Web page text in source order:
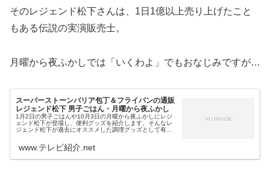
そのレジェンド松下さんは、1日1億以上売り上げたこと
もある伝説の実演販売士。
月曜から夜ふかしでは「いくわよ」でもおなじみですが…
スーパーストーンバリア包丁＆フライパンの通販
レジェンド松下 男子ごはん・月曜から夜ふかし
1月2日の男子ごはんや10月3日の月曜から夜ふかしにレジ
ェンド松下が登場し、便利グッズを紹介します。そんなレ
ジェンド松下が過去にオススメした調理グッズとして有名
子ごはんは包丁）石の名の付く...
www.テレビ紹介.net